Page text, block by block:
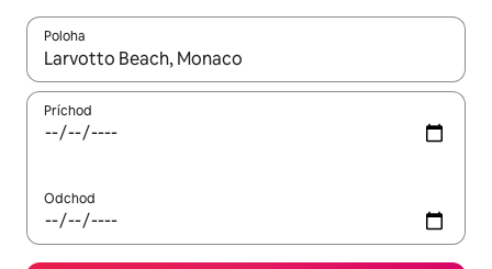
Poloha
Keď budú výsledky k dispozícii, môžete si ich prechádzať
Príchod
Odchod